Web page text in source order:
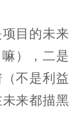
目的未来
），二是
不是利益
来都描黑